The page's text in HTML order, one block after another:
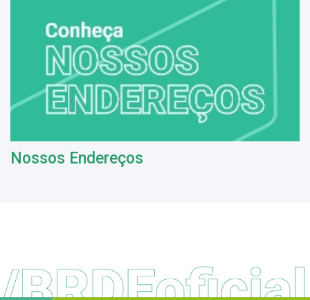
Nossos Endereços